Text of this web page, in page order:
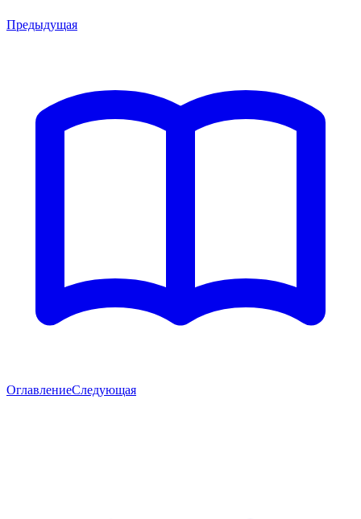
Предыдущая
ОглавлениеСледующая